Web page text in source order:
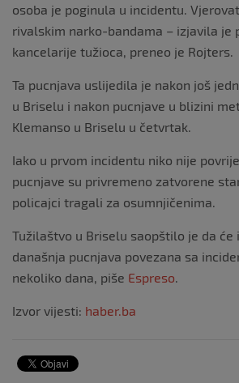
osoba je poginula u incidentu.
rivalskim narko-bandama – izjavila je
kancelarije tužioca, preneo je Rojters.
Ta pucnjava uslijedila je nakon još
u Briselu i nakon pucnjave u blizini
Klemanso u Briselu u četvrtak.
Iako u prvom incidentu niko nije
pucnjave su privremeno zatvorene
policajci tragali za osumnjičenima.
Tužilaštvo u Briselu saopštilo je da
današnja pucnjava povezana sa
nekoliko dana, piše Espreso
Izvor vijesti: haber.ba